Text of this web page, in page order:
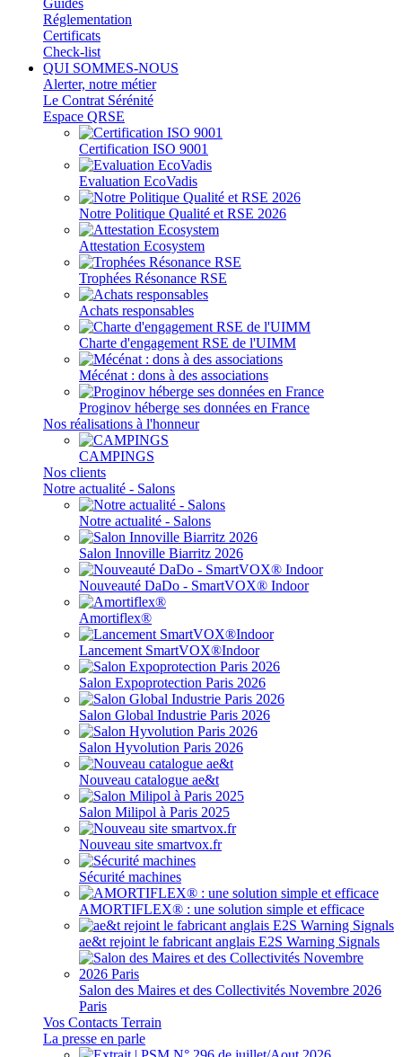
Guides
Réglementation
Certificats
Check-list
QUI SOMMES-NOUS
Alerter, notre métier
Le Contrat Sérénité
Espace QRSE
Certification ISO 9001
Evaluation EcoVadis
Notre Politique Qualité et RSE 2026
Attestation Ecosystem
Trophées Résonance RSE
Achats responsables
Charte d'engagement RSE de l'UIMM
Mécénat : dons à des associations
Proginov héberge ses données en France
Nos réalisations à l'honneur
CAMPINGS
Nos clients
Notre actualité - Salons
Notre actualité - Salons
Salon Innoville Biarritz 2026
Nouveauté DaDo - SmartVOX® Indoor
Amortiflex®
Lancement SmartVOX®Indoor
Salon Expoprotection Paris 2026
Salon Global Industrie Paris 2026
Salon Hyvolution Paris 2026
Nouveau catalogue ae&t
Salon Milipol à Paris 2025
Nouveau site smartvox.fr
Sécurité machines
AMORTIFLEX® : une solution simple et efficace
ae&t rejoint le fabricant anglais E2S Warning Signals
Salon des Maires et des Collectivités Novembre 2026
Paris
Vos Contacts Terrain
La presse en parle